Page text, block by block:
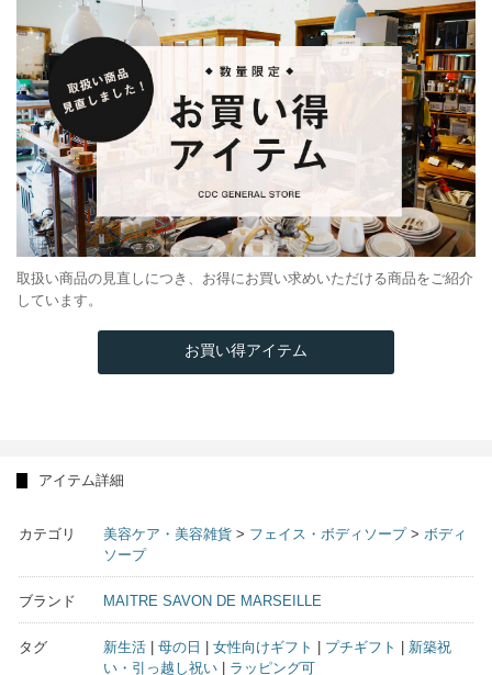
取扱い商品の見直しにつき、お得にお買い求めいただける商品をご紹介
しています。
お買い得アイテム
アイテム詳細
カテゴリ 美容ケア・美容雑貨 > フェイス・ボディソープ> ボディ
ソープ
ブランド MAITRE SAVON DE MARSEILLE
タグ 新生活 母の日 女性向けギフト プチギフト
新築祝
い・引っ越し祝い
ラッピング可